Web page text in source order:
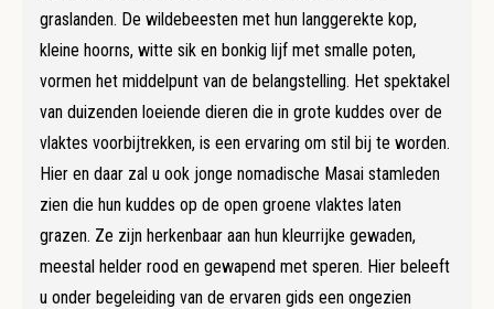
graslanden. De wildebeesten met hun langgerekte kop,
kleine hoorns, witte sik en bonkig lijf met smalle poten,
vormen het middelpunt van de belangstelling. Het spektakel
van duizenden loeiende dieren die in grote kuddes over de
vlaktes voorbijtrekken, is een ervaring om stil bij te worden.
Hier en daar zal u ook jonge nomadische Masai stamleden
zien die hun kuddes op de open groene vlaktes laten
grazen. Ze zijn herkenbaar aan hun kleurrijke gewaden,
meestal helder rood en gewapend met speren. Hier beleeft
u onder begeleiding van de ervaren gids een ongezien